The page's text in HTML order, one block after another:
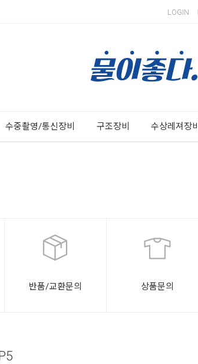
LOGIN
수중촬영/통신장비 구조장비 수상레져장비
반품/교환문의 상품문의